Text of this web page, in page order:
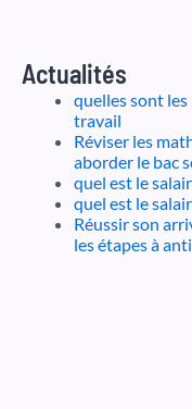
Actualités
quelles sont
travail
Réviser les
aborder le bac
quel est le
quel est le
Réussir son
les étapes à